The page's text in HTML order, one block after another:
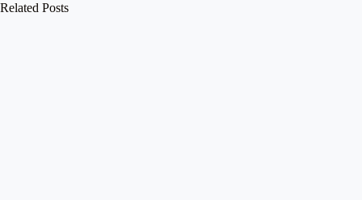
Related Posts